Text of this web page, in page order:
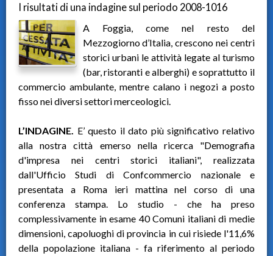
I risultati di una indagine sul periodo 2008-1016
A Foggia, come nel resto del
Mezzogiorno d’Italia, crescono nei centri
storici urbani le attività legate al turismo
(bar, ristoranti e alberghi) e soprattutto il
commercio ambulante, mentre calano i negozi a posto
fisso nei diversi settori merceologici.
L’INDAGINE. E’ questo il dato più significativo relativo
alla nostra città emerso nella ricerca "Demografia
d'impresa nei centri storici italiani", realizzata
dall'Ufficio Studi di Confcommercio nazionale e
presentata a Roma ieri mattina nel corso di una
conferenza stampa. Lo studio - che ha preso
complessivamente in esame 40 Comuni italiani di medie
dimensioni, capoluoghi di provincia in cui risiede l'11,6%
della popolazione italiana - fa riferimento al periodo